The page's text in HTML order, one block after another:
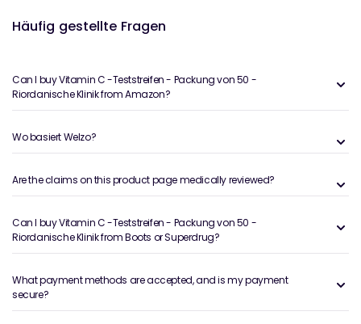
Häufig gestellte Fragen
Can I buy Vitamin C -Teststreifen - Packung von 50 -
Riordanische Klinik from Amazon?
Wo basiert Welzo?
Are the claims on this product page medically reviewed?
Can I buy Vitamin C -Teststreifen - Packung von 50 -
Riordanische Klinik from Boots or Superdrug?
What payment methods are accepted, and is my payment
secure?